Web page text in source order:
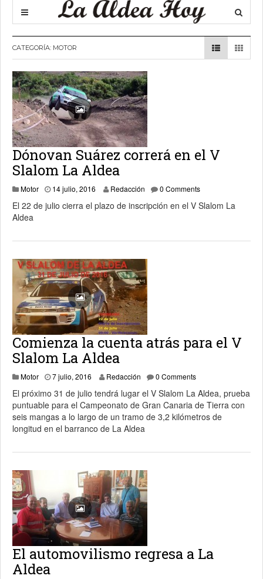
CATEGORÍA: MOTOR
Dónovan Suárez correrá en el V
Slalom La Aldea
Motor 14 julio, 2016 Redacción 0 Comments
El 22 de julio cierra el plazo de inscripción en el V Slalom La
Aldea
Comienza la cuenta atrás para el V
Slalom La Aldea
Motor 7 julio, 2016 7 julio, 2016
Redacción 0 Comments
El próximo 31 de julio tendrá lugar el V Slalom La Aldea, prueba
puntuable para el Campeonato de Gran Canaria de Tierra con
seis mangas a lo largo de un tramo de 3,2 kilómetros de
longitud en el barranco de La Aldea
El automovilismo regresa a La
Aldea